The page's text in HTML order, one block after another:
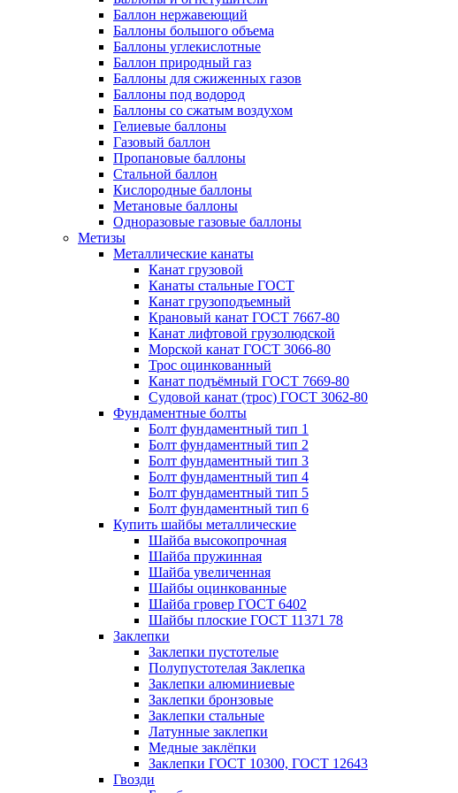
Баллон нержавеющий
Баллоны большого объема
Баллоны углекислотные
Баллон природный газ
Баллоны для сжиженных газов
Баллоны под водород
Баллоны со сжатым воздухом
Гелиевые баллоны
Газовый баллон
Пропановые баллоны
Стальной баллон
Кислородные баллоны
Метановые баллоны
Одноразовые газовые баллоны
Метизы
Металлические канаты
Канат грузовой
Канаты стальные ГОСТ
Канат грузоподъемный
Крановый канат ГОСТ 7667-80
Канат лифтовой грузолюдской
Морской канат ГОСТ 3066-80
Трос оцинкованный
Канат подъёмный ГОСТ 7669-80
Судовой канат (трос) ГОСТ 3062-80
Фундаментные болты
Болт фундаментный тип 1
Болт фундаментный тип 2
Болт фундаментный тип 3
Болт фундаментный тип 4
Болт фундаментный тип 5
Болт фундаментный тип 6
Купить шайбы металлические
Шайба высокопрочная
Шайба пружинная
Шайба увеличенная
Шайбы оцинкованные
Шайба гровер ГОСТ 6402
Шайбы плоские ГОСТ 11371 78
Заклепки
Заклепки пустотелые
Полупустотелая Заклепка
Заклепки алюминиевые
Заклепки бронзовые
Заклепки стальные
Латунные заклепки
Медные заклёпки
Заклепки ГОСТ 10300, ГОСТ 12643
Гвозди